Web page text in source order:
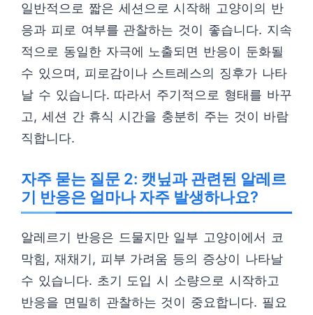
일반적으로 짧은 세션으로 시작해 고양이의 반
응과 피로 여부를 관찰하는 것이 좋습니다. 지속
적으로 동일한 자극에 노출되면 반응이 둔화될
수 있으며, 피로감이나 스트레스의 징후가 나타
날 수 있습니다. 따라서 주기적으로 형태를 바꾸
고, 세션 간 휴식 시간을 충분히 주는 것이 바람
직합니다.
자주 묻는 질문 2: 캣닢과 관련된 알레르
기 반응은 얼마나 자주 발생하나요?
알레르기 반응은 드물지만 일부 고양이에서 코
막힘, 재채기, 피부 가려움 등의 증상이 나타날
수 있습니다. 초기 도입 시 소량으로 시작하고
반응을 면밀히 관찰하는 것이 중요합니다. 필요